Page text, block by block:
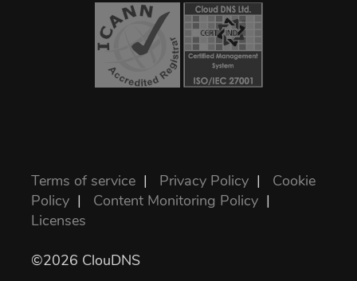
Terms of service | Privacy Policy | Cookie
Policy | Content Monitoring Policy |
Licenses
©2026 ClouDNS